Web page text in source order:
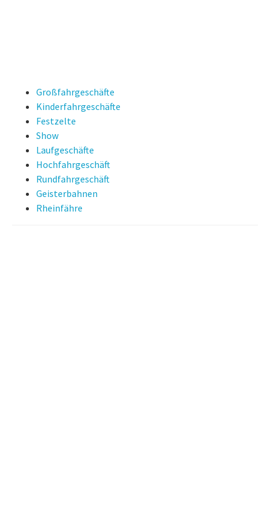
Großfahrgeschäfte
Kinderfahrgeschäfte
Festzelte
Show
Laufgeschäfte
Hochfahrgeschäft
Rundfahrgeschäft
Geisterbahnen
Rheinfähre